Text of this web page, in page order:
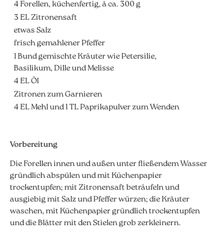
4 Forellen, küchenfertig, à ca. 300 g
3 EL Zitronensaft
etwas Salz
frisch gemahlener Pfeffer
1 Bund gemischte Kräuter wie Petersilie,
Basilikum, Dille und Melisse
4 EL Öl
Zitronen zum Garnieren
4 EL Mehl und 1 TL Paprikapulver zum Wenden
Vorbereitung
Die Forellen innen und außen unter fließendem Wasser
gründlich abspülen und mit Küchenpapier
trockentupfen; mit Zitronensaft beträufeln und
ausgiebig mit Salz und Pfeffer würzen; die Kräuter
waschen, mit Küchenpapier gründlich trockentupfen
und die Blätter mit den Stielen grob zerkleinern.